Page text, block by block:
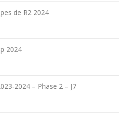
de R2 2024
2024
2024 – Phase 2 – J7